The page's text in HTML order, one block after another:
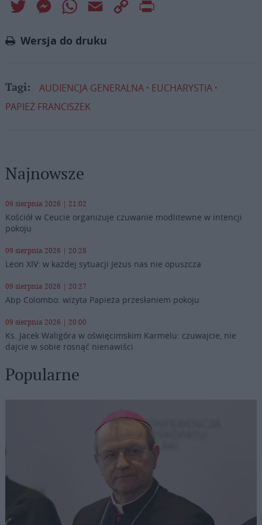
Twitter MessengerWhatsApp
Email
Copy
Wersja do druku
Tagi: AUDIENCJA GENERALNA
EUCHARYSTIA
PAPIEŻ FRANCISZEK
Najnowsze
09 sierpnia 2026 | 21:02
Kościół w Ceucie organizuje czuwanie modlitewne w intencji
pokoju
09 sierpnia 2026 | 20:28
Leon XIV: w każdej sytuacji Jezus nas nie opuszcza
09 sierpnia 2026 | 20:27
Abp Colombo: wizyta Papieża przesłaniem pokoju
09 sierpnia 2026 | 20:00
Ks. Jacek Waligóra w oświęcimskim Karmelu: czuwajcie, nie
dajcie w sobie rosnąć nienawiści
Popularne